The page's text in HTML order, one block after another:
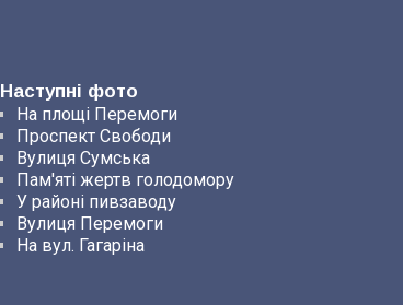
Наступні фото
На площі Перемоги
Проспект Свободи
Вулиця Сумська
Пам'яті жертв голодомору
У районі пивзаводу
Вулиця Перемоги
На вул. Гагаріна